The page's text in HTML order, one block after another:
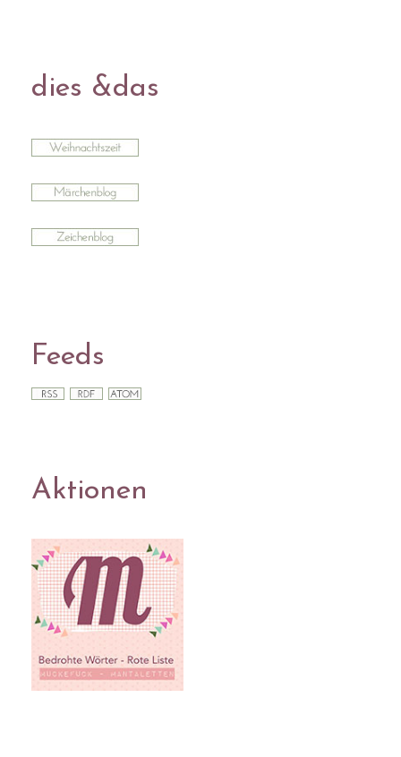
dies &das
Feeds
Aktionen